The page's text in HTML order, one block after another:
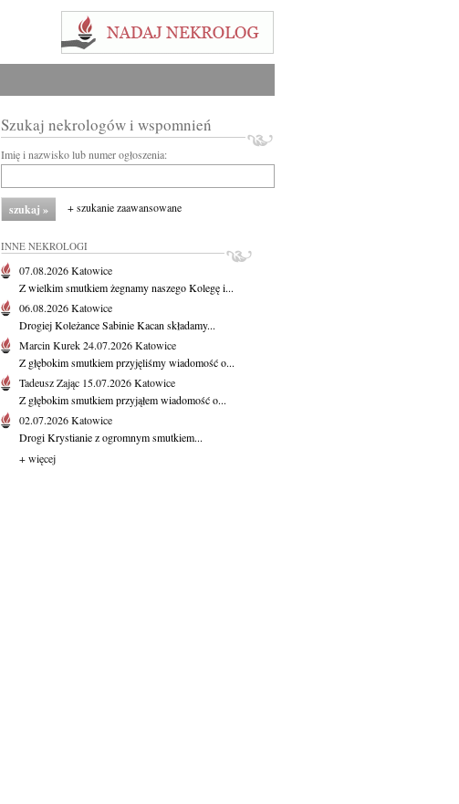
Szukaj nekrologów i wspomnień
Imię i nazwisko lub numer ogłoszenia:
+ szukanie zaawansowane
INNE NEKROLOGI
07.08.2026Katowice
Z wielkim smutkiem żegnamy naszego Kolegę i...
06.08.2026Katowice
Drogiej Koleżance Sabinie Kacan składamy...
Marcin Kurek24.07.2026Katowice
Z głębokim smutkiem przyjęliśmy wiadomość o...
Tadeusz Zając 15.07.2026Katowice
Z głębokim smutkiem przyjąłem wiadomość o...
02.07.2026Katowice
Drogi Krystianie z ogromnym smutkiem...
+ więcej